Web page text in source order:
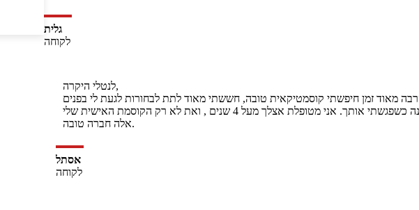
גלית
לקוחה
לנטלי היקרה,
מאוד זמן חיפשתי קוסמטיקאית טובה, חששתי מאוד לתת לבחורות לגעת לי בפנים.
הכל השתנה כשפגשתי אותך. אני מטופלת אצלך מעל 4 שנים , ואת לא רק הקוסמת האישית שלי
אלה חברה טובה.
אסתל
לקוחה